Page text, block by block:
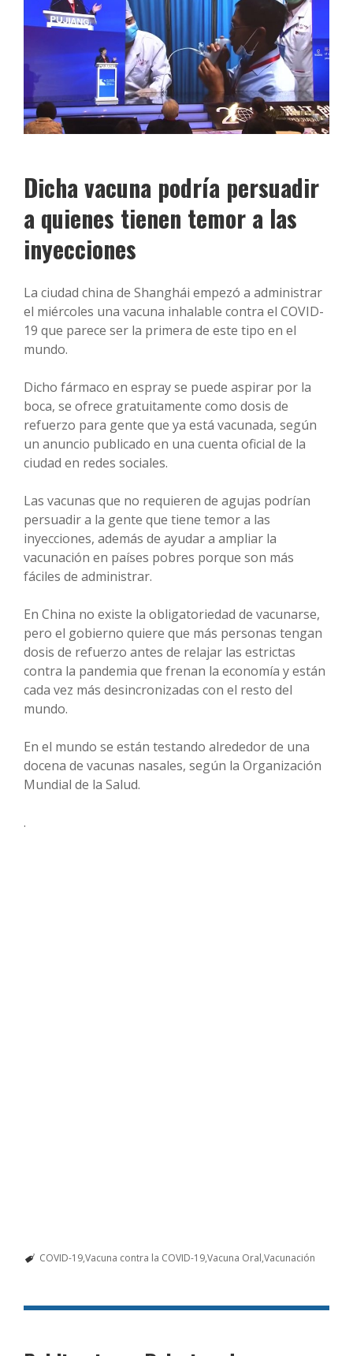
Dicha vacuna podría persuadir
a quienes tienen temor a las
inyecciones
La ciudad china de Shanghái empezó a administrar
el miércoles una vacuna inhalable contra el COVID-
19 que parece ser la primera de este tipo en el
mundo.
Dicho fármaco en espray se puede aspirar por la
boca, se ofrece gratuitamente como dosis de
refuerzo para gente que ya está vacunada, según
un anuncio publicado en una cuenta oficial de la
ciudad en redes sociales.
Las vacunas que no requieren de agujas podrían
persuadir a la gente que tiene temor a las
inyecciones, además de ayudar a ampliar la
vacunación en países pobres porque son más
fáciles de administrar.
En China no existe la obligatoriedad de vacunarse,
pero el gobierno quiere que más personas tengan
dosis de refuerzo antes de relajar las estrictas
contra la pandemia que frenan la economía y están
cada vez más desincronizadas con el resto del
mundo.
En el mundo se están testando alrededor de una
docena de vacunas nasales, según la Organización
Mundial de la Salud.
.
COVID-19Vacuna contra la COVID-19Vacuna Oral Vacunación